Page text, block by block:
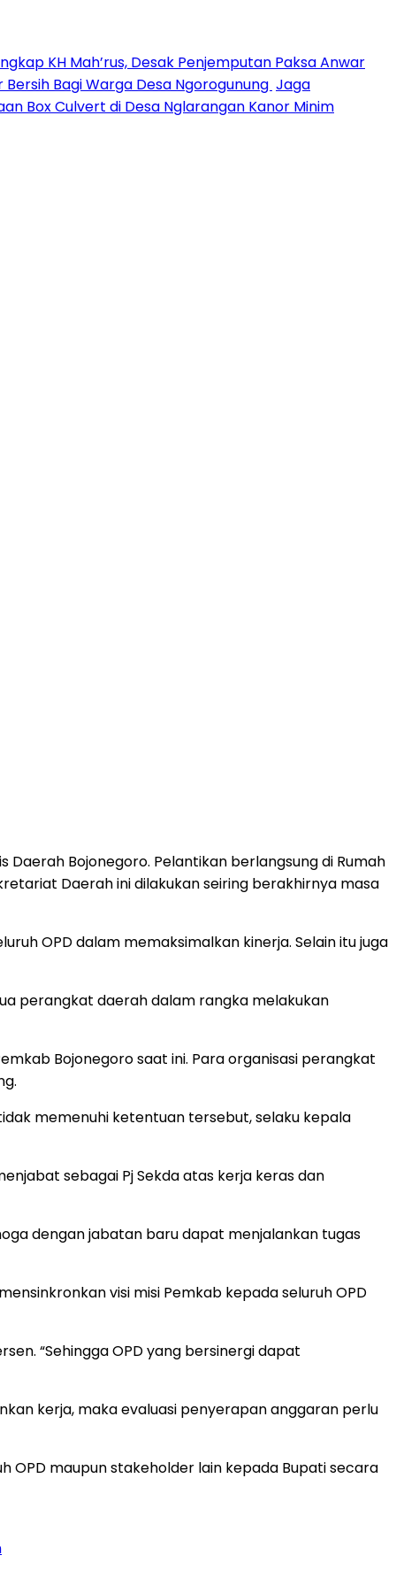
KH Mah’rus, Desak Penjemputan Paksa Anwar
Bagi Warga Desa Ngorogunung Jaga
Box Culvert di Desa Nglarangan Kanor Minim
Daerah Bojonegoro. Pelantikan berlangsung di Rumah
Daerah ini dilakukan seiring berakhirnya masa
OPD dalam memaksimalkan kinerja. Selain itu juga
perangkat daerah dalam rangka melakukan
Bojonegoro saat ini. Para organisasi perangkat
memenuhi ketentuan tersebut, selaku kepala
sebagai Pj Sekda atas kerja keras dan
dengan jabatan baru dapat menjalankan tugas
visi misi Pemkab kepada seluruh OPD
“Sehingga OPD yang bersinergi dapat
kerja, maka evaluasi penyerapan anggaran perlu
OPD maupun stakeholder lain kepada Bupati secara